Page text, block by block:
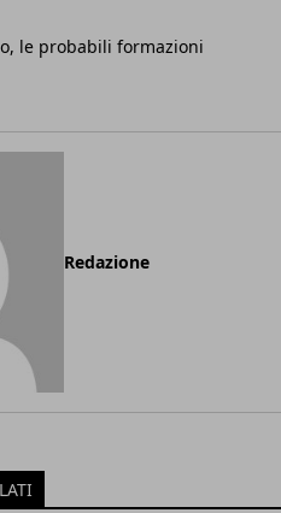
le probabili formazioni
Redazione